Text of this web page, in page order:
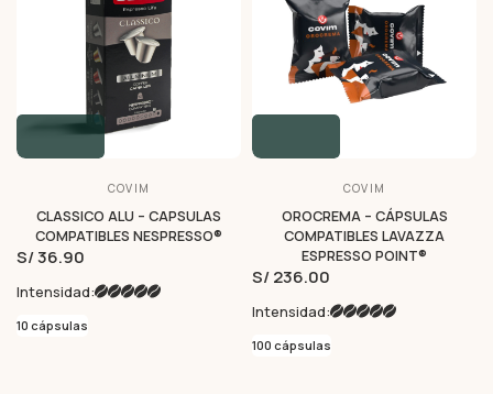
COVIM
CLASSICO ALU – CAPSULAS
COMPATIBLES NESPRESSO®
S/ 36.90
Intensidad:
10 cápsulas
COVIM
OROCREMA – CÁPSULAS
COMPATIBLES LAVAZZA
ESPRESSO POINT®
S/ 236.00
Intensidad:
100 cápsulas